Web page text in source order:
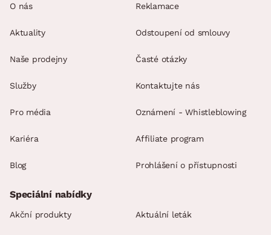
O nás
Aktuality
Naše prodejny
Služby
Pro média
Kariéra
Blog
Reklamace
Odstoupení od smlouvy
Časté otázky
Kontaktujte nás
Oznámení - Whistleblowing
Affiliate program
Prohlášení o přístupnosti
Speciální nabídky
Akční produkty Aktuální leták